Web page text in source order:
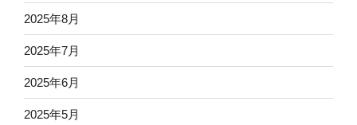
2025年8月
2025年7月
2025年6月
2025年5月